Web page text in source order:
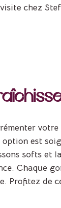
chez
option est
softs et
Chaque
Profitez de